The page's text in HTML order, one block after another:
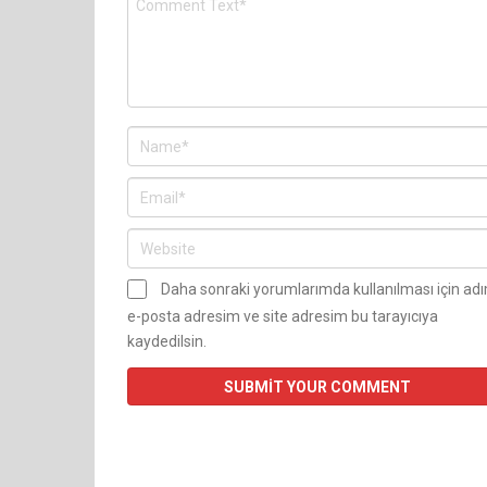
Daha sonraki yorumlarımda kullanılması için
e-posta adresim ve site adresim bu tarayıcıya
kaydedilsin.